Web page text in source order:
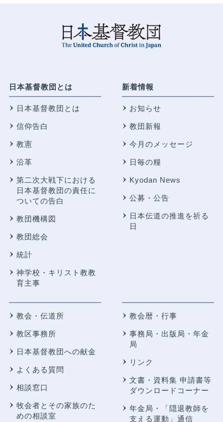
日本基督教団とは
日本基督教団とは
信仰告白
教憲
沿革
第二次大戦下における
日本基督教団の責任に
ついての告白
教団機構図
教団総会
統計
神学校・キリスト教教
育主事
新着情報
お知らせ
教団新報
今月のメッセージ
日毎の糧
Kyodan News
公募・公告
日本伝道の推進を祈る
日
教会・伝道所
教区事務所
日本基督教団への献金
よくある質問
相談窓口
牧会者とその家族のた
めの相談室
教会暦・行事
事務局・出版局・年金
局
リンク
文書・資料集 申請書等
ダウンロードコーナー
年金局・
「隠退教師を
支える運動」通信